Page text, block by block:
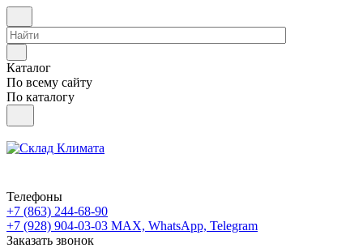
Каталог
По всему сайту
По каталогу
Телефоны
+7 (863) 244-68-90
+7 (928) 904-03-03 MAX, WhatsApp, Telegram
Заказать звонок